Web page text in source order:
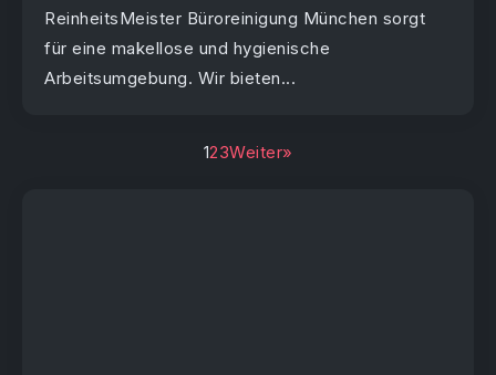
ReinheitsMeister Büroreinigung München sorgt
für eine makellose und hygienische
Arbeitsumgebung. Wir bieten...
123Weiter»